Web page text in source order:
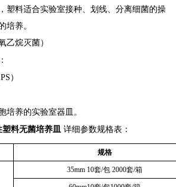
塑料适合实验室接种、划线、分离细菌的操
培养。
乙烷灭菌）
）
培养的实验室器皿。
料无菌培养皿 详细参数规格表：
规格
35mm 10套/包 2000套/箱